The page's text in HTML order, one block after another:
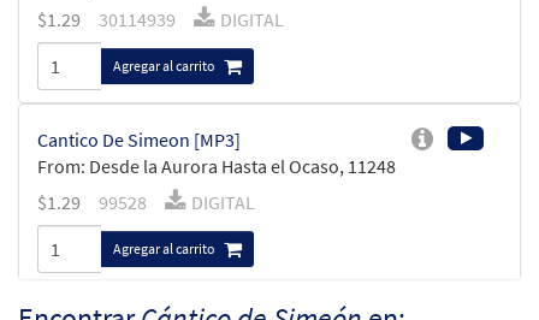
$1.29 30114939 DIGITAL
Agregar al carrito
Cantico De Simeon [MP3]
From: Desde la Aurora Hasta el Ocaso, 11248
$1.29 99528 DIGITAL
Agregar al carrito